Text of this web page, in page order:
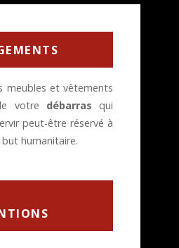
meubles et vêtements
votre débarras qui
peut-être réservé à
humanitaire.